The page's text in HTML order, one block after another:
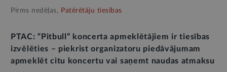
Pirms nedēļas, Patērētāju tiesības
PTAC: “Pitbull” koncerta apmeklētājiem ir tiesības
izvēlēties – piekrist organizatoru piedāvājumam
apmeklēt citu koncertu vai saņemt naudas atmaksu